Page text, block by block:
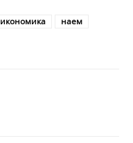
икономика
наем